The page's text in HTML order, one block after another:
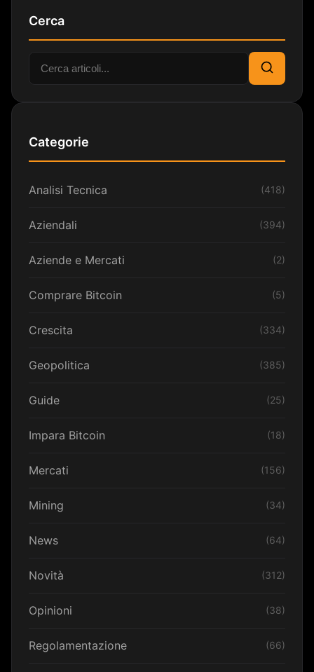
Cerca
Cerca:
Cerca
Categorie
Analisi Tecnica (418)
Aziendali (394)
Aziende e Mercati (2)
Comprare Bitcoin (5)
Crescita (334)
Geopolitica (385)
Guide (25)
Impara Bitcoin (18)
Mercati (156)
Mining (34)
News (64)
Novità (312)
Opinioni (38)
Regolamentazione (66)